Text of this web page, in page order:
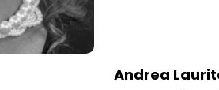
Andrea